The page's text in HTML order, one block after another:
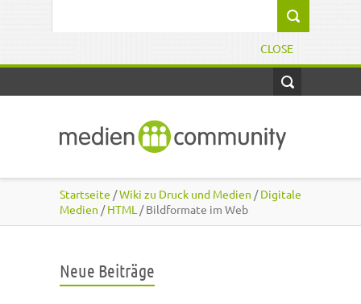
CLOSE
Startseite /Wiki zu Druck und Medien /Digitale
Medien /HTML / Bildformate im Web
Neue Beiträge